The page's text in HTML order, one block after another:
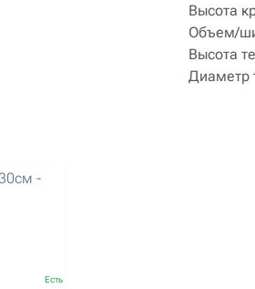
Высота
Объем/
Высота
Диаметр
-
Есть